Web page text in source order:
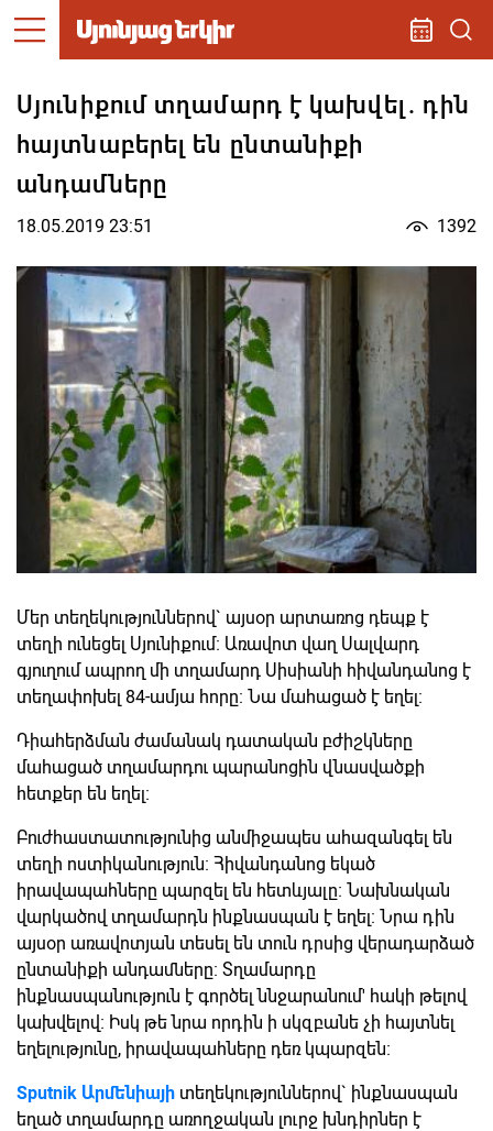
Սյունիքում տղամարդ է կախվել. դին
հայտնաբերել են ընտանիքի
անդամները
18.05.2019 23:51 1392
Մեր տեղեկություններով` այսօր արտառոց դեպք է
տեղի ունեցել Սյունիքում։ Առավոտ վաղ Սալվարդ
գյուղում ապրող մի տղամարդ Սիսիանի հիվանդանոց է
տեղափոխել 84-ամյա հորը։ Նա մահացած է եղել։
Դիահերձման ժամանակ դատական բժիշկները
մահացած տղամարդու պարանոցին վնասվածքի
հետքեր են եղել։
Բուժհաստատությունից անմիջապես ահազանգել են
տեղի ոստիկանություն։ Հիվանդանոց եկած
իրավապահները պարզել են հետևյալը։ Նախնական
վարկածով տղամարդն ինքնասպան է եղել։ Նրա դին
այսօր առավոտյան տեսել են տուն դրսից վերադարձած
ընտանիքի անդամները։ Տղամարդը
ինքնասպանություն է գործել ննջարանում' հակի թելով
կախվելով։ Իսկ թե նրա որդին ի սկզբանե չի հայտնել
եղելությունը, իրավապահները դեռ կպարզեն։
Sputnik Արմենիայի տեղեկություններով` ինքնասպան
եղած տղամարդը առողջական լուրջ խնդիրներ է